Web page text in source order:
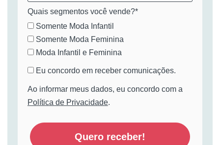
Quais segmentos você vende?*
Somente Moda Infantil
Somente Moda Feminina
Moda Infantil e Feminina
Eu concordo em receber comunicações.
Ao informar meus dados, eu concordo com a
Política de Privacidade.
Quero receber!